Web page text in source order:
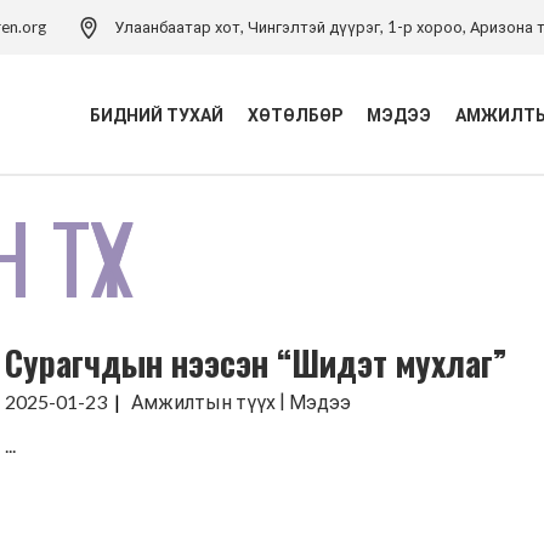
Улаанбаатар хот, Чингэлтэй дүүрэг, 1-р хороо, Аризона
БИДНИЙ ТУХАЙ
Үйл ажиллагаа
Удирдлагын баг
Холбоо барих
ХӨТӨЛБӨР
Хүүхдийн эрхийн засаглал
хөтөлбөр
МЭДЭЭ
Сурагчдын нээсэн “Шидэт мухлаг”
2025-01-23 Амжилтын түүх | Мэдээ
...